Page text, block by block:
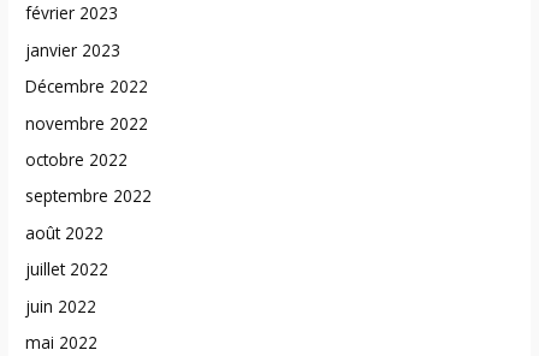
février 2023
janvier 2023
Décembre 2022
novembre 2022
octobre 2022
septembre 2022
août 2022
juillet 2022
juin 2022
mai 2022